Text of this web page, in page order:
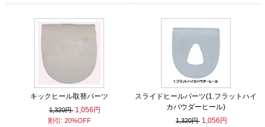
キックヒール取替パーツ
1,320円 1,056円
割引: 20%OFF
スライドヒールパーツ(1.フラットハイ
カパウダーヒール)
1,320円 1,056円